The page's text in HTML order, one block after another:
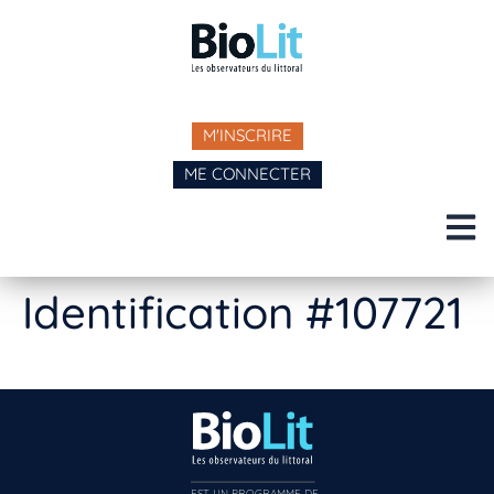
M'INSCRIRE
ME CONNECTER
Identification #107721